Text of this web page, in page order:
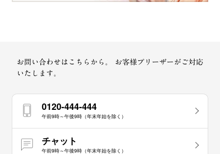
お問い合わせはこちらから。
お客様プリーザーがご対応
いたします。
0120-444-444
午前9時～午後9時（年末年始を除く）
チャット
午前9時～午後9時（年末年始を除く）